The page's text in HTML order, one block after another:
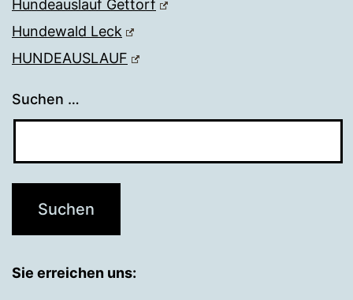
Hundeauslauf Gettorf
Hundewald Leck
HUNDEAUSLAUF
Suchen …
Sie erreichen uns: